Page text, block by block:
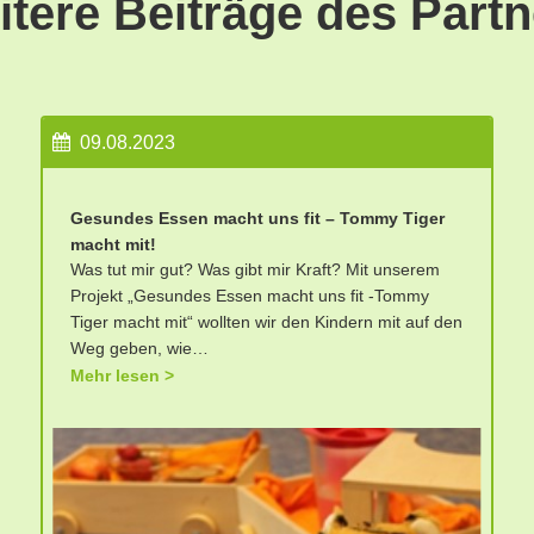
Beiträge des
09.08.2023
Gesundes Essen macht uns fit – Tommy Tiger
macht mit!
Was tut mir gut? Was gibt mir Kraft? Mit unserem
Projekt „Gesundes Essen macht uns fit -Tommy
Tiger macht mit“ wollten wir den Kindern mit auf den
Weg geben, wie…
Mehr lesen